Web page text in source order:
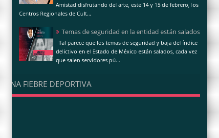
Amistad disfrutando del arte, este 14 y 15 de febrero, los
Centros Regionales de Cult...
Temas de seguridad en la entidad están salados
Tal parece que los temas de seguridad y baja del índice
delictivo en el Estado de México están salados, cada vez
que salen servidores pú...
UNA FIEBRE DEPORTIVA